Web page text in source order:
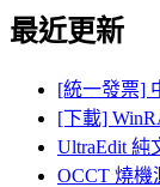
最近更新
[統一發票]
[下載]
UltraEdit 純
OCCT 燒機